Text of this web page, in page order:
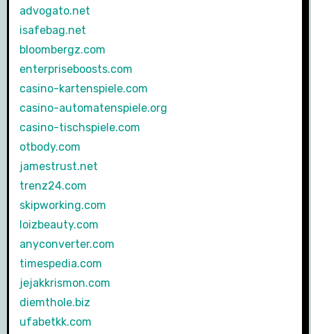
advogato.net
isafebag.net
bloombergz.com
enterpriseboosts.com
casino-kartenspiele.com
casino-automatenspiele.org
casino-tischspiele.com
otbody.com
jamestrust.net
trenz24.com
skipworking.com
loizbeauty.com
anyconverter.com
timespedia.com
jejakkrismon.com
diemthole.biz
ufabetkk.com